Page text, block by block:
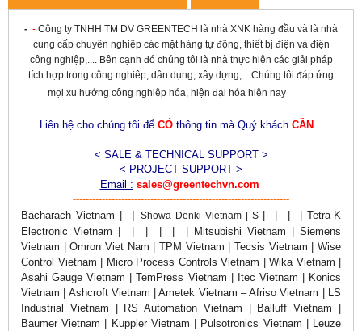
- - Công ty TNHH TM DV GREENTECH là nhà XNK hàng đầu và là nhà
cung cấp chuyên nghiệp các mặt hàng tự động, thiết bị điện và điện
công nghiệp,.... Bên cạnh đó chúng tôi là nhà thực hiện các giải pháp
tích hợp trong công nghiêp, dân dụng, xây dựng,... Chúng tôi đáp ứng
mọi xu hướng công nghiệp hóa, hiện đại hóa hiện nay
Liên hệ cho chúng tôi để CÓthông tin mà Quý khách CẦN.
< SALE & TECHNICAL SUPPORT >
< PROJECT SUPPORT >
Email : sales@greentechvn.com
-------------------------------------------------------------------
BacharachVietnam | | Showa Denki Vietnam | S | | |
| Tetra-K
Electronic Vietnam |
| | | |
| Mitsubishi Vietnam | Siemens
Vietnam | Omron Viet Nam | TPM Vietnam | Tecsis Vietnam | Wise
Control Vietnam | Micro Process Controls Vietnam | Wika Vietnam |
Asahi Gauge Vietnam | TemPress Vietnam | Itec Vietnam | Konics
Vietnam | Ashcroft Vietnam | Ametek Vietnam – Afriso Vietnam | LS
Industrial Vietnam | RS Automation Vietnam | Balluff Vietnam |
Baumer Vietnam | Kuppler Vietnam | Pulsotronics Vietnam | Leuze